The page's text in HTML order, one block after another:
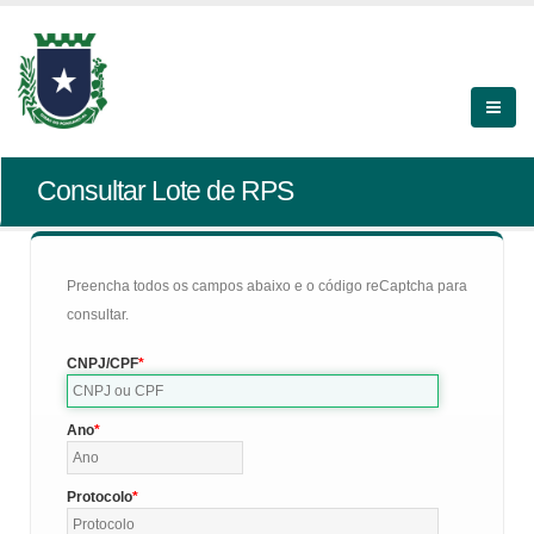
Consultar Lote de RPS
Preencha todos os campos abaixo e o código reCaptcha para
consultar.
CNPJ/CPF
Ano
Protocolo